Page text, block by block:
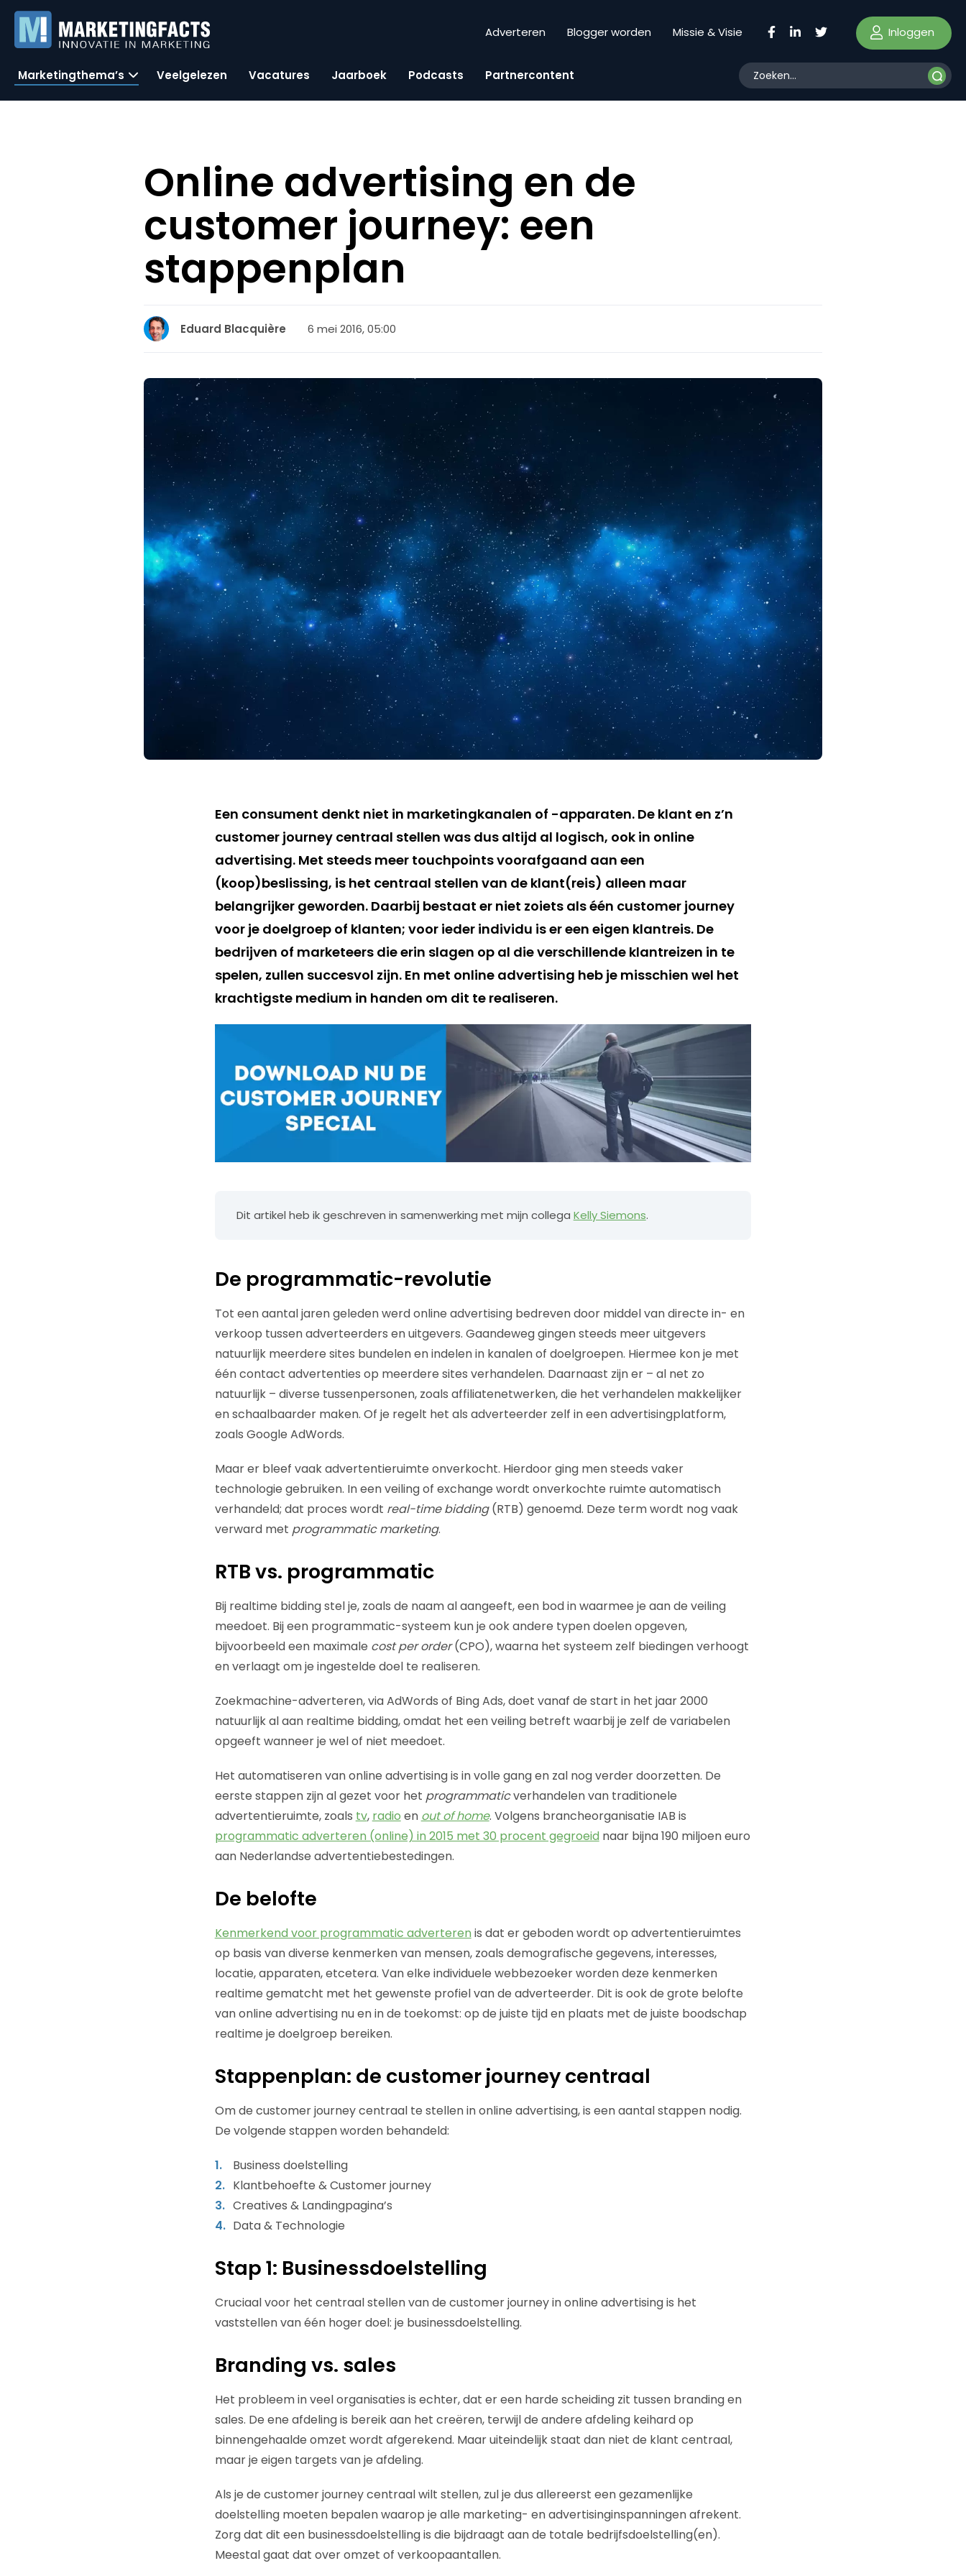
Adverteren Blogger worden Missie & Visie Inloggen
Marketingthema’s Veelgelezen Vacatures Jaarboek Podcasts Partnercontent
Online advertising en de
customer journey: een
stappenplan
Eduard Blacquière 6 mei 2016, 05:00
Een consument denkt niet in marketingkanalen of -apparaten. De klant en z’n
customer journey centraal stellen was dus altijd al logisch, ook in online
advertising. Met steeds meer touchpoints voorafgaand aan een
(koop)beslissing, is het centraal stellen van de klant(reis) alleen maar
belangrijker geworden. Daarbij bestaat er niet zoiets als één customer journey
voor je doelgroep of klanten; voor ieder individu is er een eigen klantreis. De
bedrijven of marketeers die erin slagen op al die verschillende klantreizen in te
spelen, zullen succesvol zijn. En met online advertising heb je misschien wel het
krachtigste medium in handen om dit te realiseren.
Dit artikel heb ik geschreven in samenwerking met mijn collega Kelly Siemons.
De programmatic-revolutie
Tot een aantal jaren geleden werd online advertising bedreven door middel van directe in- en
verkoop tussen adverteerders en uitgevers. Gaandeweg gingen steeds meer uitgevers
natuurlijk meerdere sites bundelen en indelen in kanalen of doelgroepen. Hiermee kon je met
één contact advertenties op meerdere sites verhandelen. Daarnaast zijn er – al net zo
natuurlijk – diverse tussenpersonen, zoals affiliatenetwerken, die het verhandelen makkelijker
en schaalbaarder maken. Of je regelt het als adverteerder zelf in een advertisingplatform,
zoals Google AdWords.
Maar er bleef vaak advertentieruimte onverkocht. Hierdoor ging men steeds vaker
technologie gebruiken. In een veiling of exchange wordt onverkochte ruimte automatisch
verhandeld; dat proces wordt real-time bidding(RTB) genoemd. Deze term wordt nog vaak
verward met programmatic marketing.
RTB vs. programmatic
Bij realtime bidding stel je, zoals de naam al aangeeft, een bod in waarmee je aan de veiling
meedoet. Bij een programmatic-systeem kun je ook andere typen doelen opgeven,
bijvoorbeeld een maximale cost per order(CPO), waarna het systeem zelf biedingen verhoogt
en verlaagt om je ingestelde doel te realiseren.
Zoekmachine-adverteren, via AdWords of Bing Ads, doet vanaf de start in het jaar 2000
natuurlijk al aan realtime bidding, omdat het een veiling betreft waarbij je zelf de variabelen
opgeeft wanneer je wel of niet meedoet.
Het automatiseren van online advertising is in volle gang en zal nog verder doorzetten. De
eerste stappen zijn al gezet voor het programmaticverhandelen van traditionele
advertentieruimte, zoals tv, radio en out of home. Volgens brancheorganisatie IAB is
programmatic adverteren (online) in 2015 met 30 procent gegroeid naar bijna 190 miljoen euro
aan Nederlandse advertentiebestedingen.
De belofte
Kenmerkend voor programmatic adverteren is dat er geboden wordt op advertentieruimtes
op basis van diverse kenmerken van mensen, zoals demografische gegevens, interesses,
locatie, apparaten, etcetera. Van elke individuele webbezoeker worden deze kenmerken
realtime gematcht met het gewenste profiel van de adverteerder. Dit is ook de grote belofte
van online advertising nu en in de toekomst: op de juiste tijd en plaats met de juiste boodschap
realtime je doelgroep bereiken.
Stappenplan: de customer journey centraal
Om de customer journey centraal te stellen in online advertising, is een aantal stappen nodig.
De volgende stappen worden behandeld:
Business doelstelling
Klantbehoefte & Customer journey
Creatives & Landingpagina’s
Data & Technologie
Stap 1: Businessdoelstelling
Cruciaal voor het centraal stellen van de customer journey in online advertising is het
vaststellen van één hoger doel: je businessdoelstelling.
Branding vs. sales
Het probleem in veel organisaties is echter, dat er een harde scheiding zit tussen branding en
sales. De ene afdeling is bereik aan het creëren, terwijl de andere afdeling keihard op
binnengehaalde omzet wordt afgerekend. Maar uiteindelijk staat dan niet de klant centraal,
maar je eigen targets van je afdeling.
Als je de customer journey centraal wilt stellen, zul je dus allereerst een gezamenlijke
doelstelling moeten bepalen waarop je alle marketing- en advertisinginspanningen afrekent.
Zorg dat dit een businessdoelstelling is die bijdraagt aan de totale bedrijfsdoelstelling(en).
Meestal gaat dat over omzet of verkoopaantallen.